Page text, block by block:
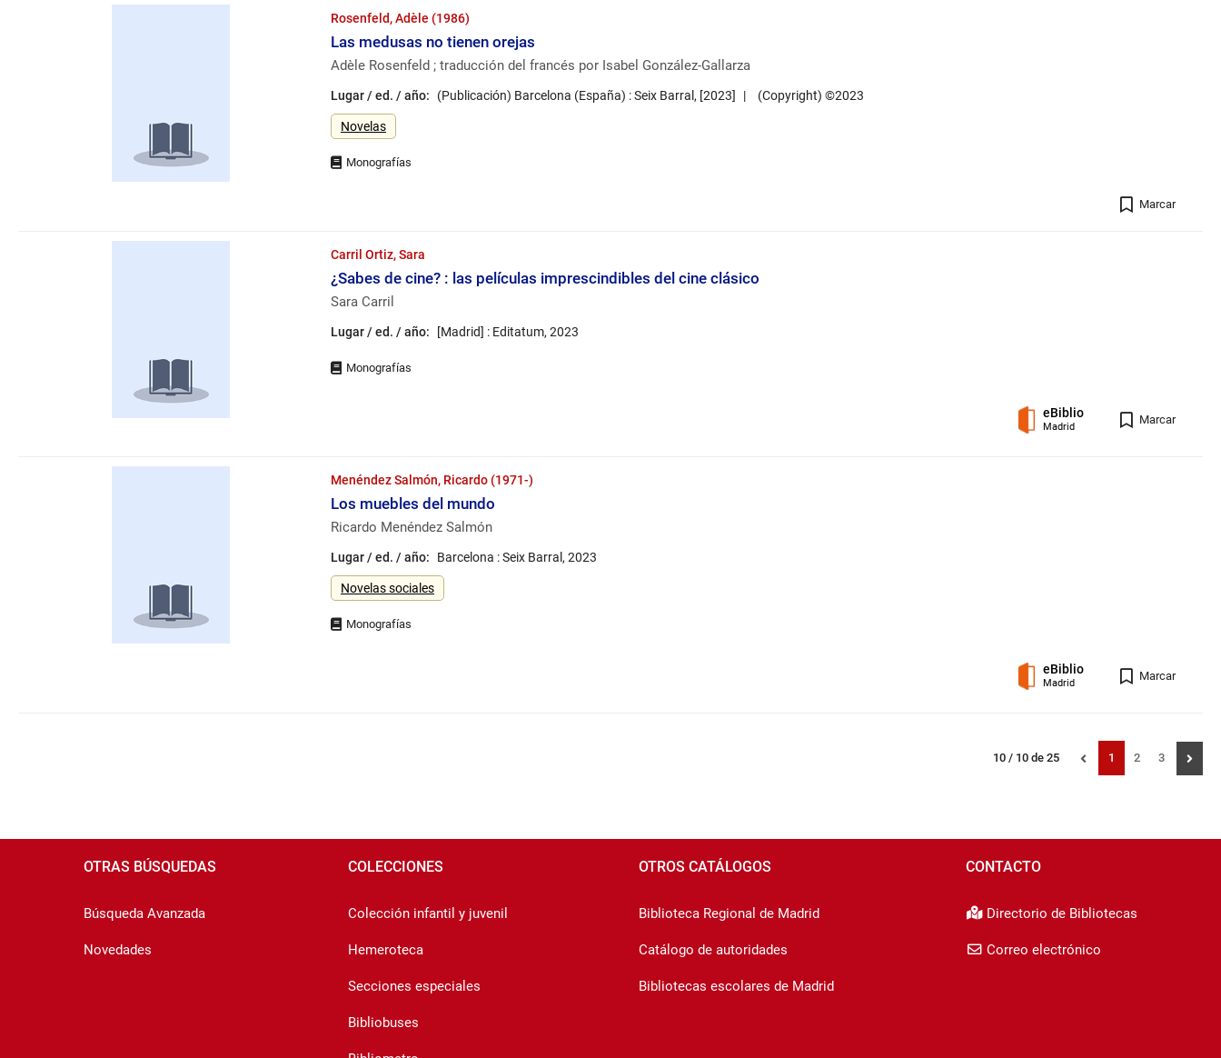
Rosenfeld, Adèle (1986)
Las medusas no tienen orejas
Adèle Rosenfeld ; traducción del francés por Isabel González-Gallarza
Lugar / ed. / año: (Publicación) Barcelona (España) : Seix Barral, [2023]
(Copyright) ©2023
Género
Novelas
MarcarRegistro
Carril Ortiz, Sara
¿Sabes de cine? : las películas imprescindibles del cine clásico
Sara Carril
Lugar / ed. / año: [Madrid] : Editatum, 2023
eBiblio
Madrid
MarcarRegistro
Menéndez Salmón, Ricardo (1971-)
Los muebles del mundo
Ricardo Menéndez Salmón
Lugar / ed. / año:
Barcelona : Seix Barral, 2023
Género
Novelas sociales
eBiblio
Madrid
MarcarRegistro
Mostrando
10 / 10 de 25resultadosPágina
1 Página
2 Página
3
OTRAS BÚSQUEDAS
Búsqueda Avanzada
Novedades
COLECCIONES
Colección infantil y juvenil
Hemeroteca
Secciones especiales
Bibliobuses
OTROS CATÁLOGOS
Biblioteca Regional de Madrid
Catálogo de autoridades
Bibliotecas escolares de Madrid
CONTACTO
Directorio de Bibliotecas
Correo electrónico